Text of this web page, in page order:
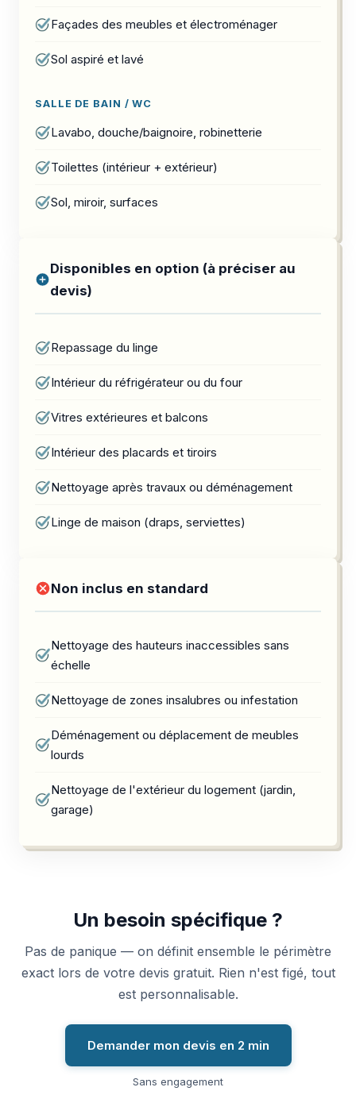
Façades des meubles et électroménager
Sol aspiré et lavé
SALLE DE BAIN / WC
Lavabo, douche/baignoire, robinetterie
Toilettes (intérieur + extérieur)
Sol, miroir, surfaces
Disponibles en option (à préciser au
devis)
Repassage du linge
Intérieur du réfrigérateur ou du four
Vitres extérieures et balcons
Intérieur des placards et tiroirs
Nettoyage après travaux ou déménagement
Linge de maison (draps, serviettes)
Non inclus en standard
Nettoyage des hauteurs inaccessibles sans
échelle
Nettoyage de zones insalubres ou infestation
Déménagement ou déplacement de meubles
lourds
Nettoyage de l'extérieur du logement (jardin,
garage)
Un besoin spécifique ?
Pas de panique — on définit ensemble le périmètre
exact lors de votre devis gratuit. Rien n'est figé, tout
est personnalisable.
Demander mon devis en 2 min
Sans engagement